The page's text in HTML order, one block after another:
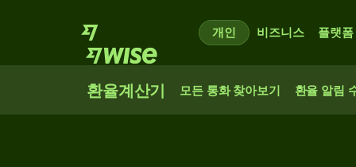
개인 비즈니스 플랫폼
환율계산기 모든 통화 찾아보기 환율 알림